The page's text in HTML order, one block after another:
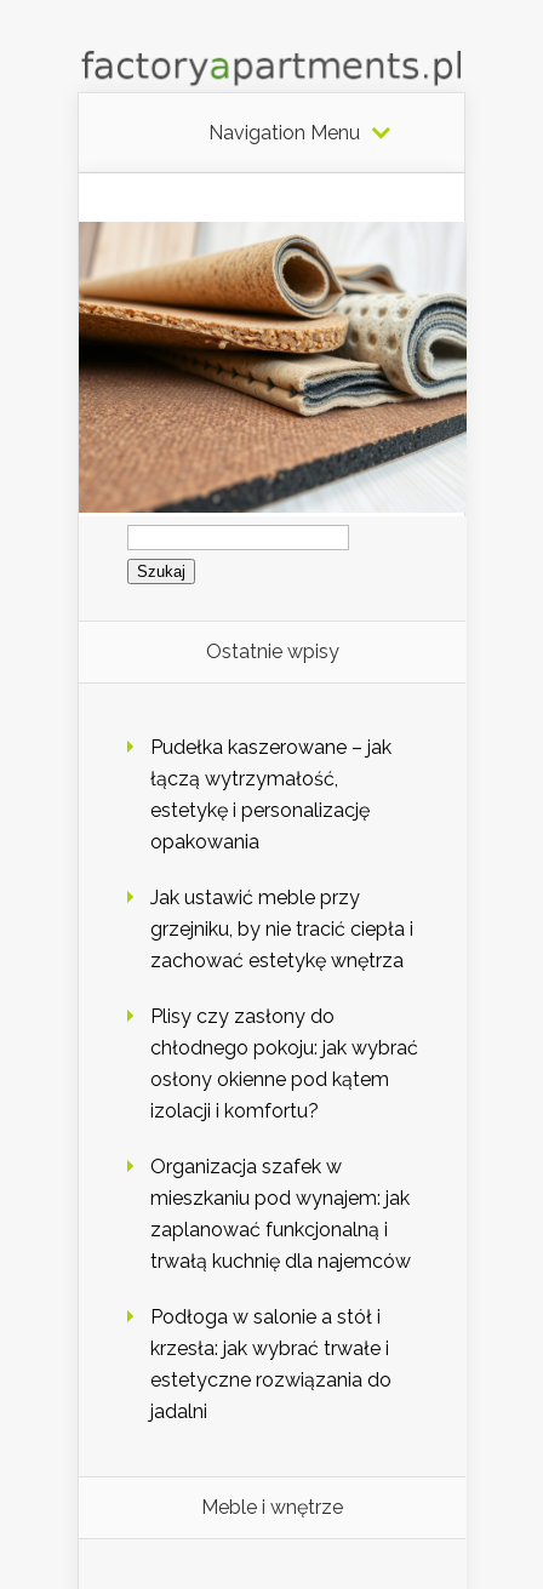
Navigation Menu
Szukaj:
Ostatnie wpisy
Pudełka kaszerowane – jak
łączą wytrzymałość,
estetykę i personalizację
opakowania
Jak ustawić meble przy
grzejniku, by nie tracić ciepła i
zachować estetykę wnętrza
Plisy czy zasłony do
chłodnego pokoju: jak wybrać
osłony okienne pod kątem
izolacji i komfortu?
Organizacja szafek w
mieszkaniu pod wynajem: jak
zaplanować funkcjonalną i
trwałą kuchnię dla najemców
Podłoga w salonie a stół i
krzesła: jak wybrać trwałe i
estetyczne rozwiązania do
jadalni
Meble i wnętrze